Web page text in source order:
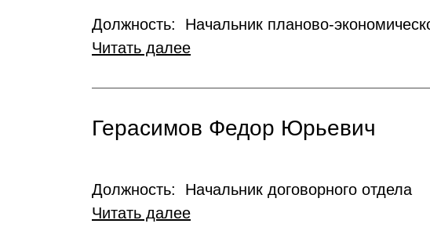
Должность: Начальник планово-
Читать далее
Герасимов Федор Юрьевич
Должность: Начальник договорного отдела
Читать далее